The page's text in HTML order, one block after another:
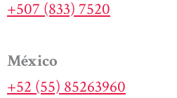
+507 (833) 7520
México
+52 (55) 85263960